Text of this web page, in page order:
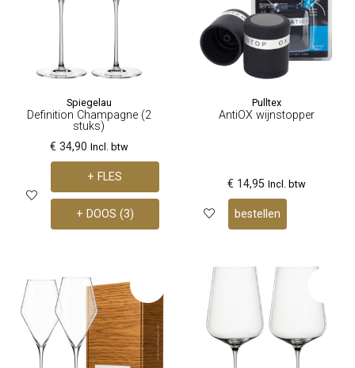
Spiegelau
Definition Champagne (2
stuks)
€ 34,90 Incl. btw
+ FLES
+ DOOS (3)
Pulltex
AntiOX wijnstopper
€ 14,95 Incl. btw
bestellen